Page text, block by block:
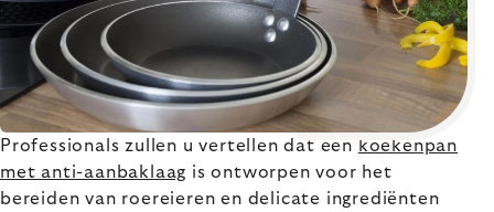
Professionals zullen u vertellen dat een koekenpan
met anti-aanbaklaag is ontworpen voor het
bereiden van roereieren en delicate ingrediënten